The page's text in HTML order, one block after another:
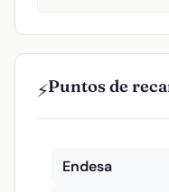
⚡Puntos de
Endesa